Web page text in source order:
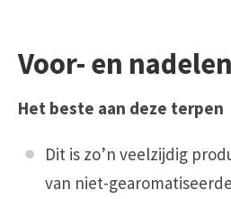
Voor- en nadelen
Het beste aan deze terpen
Dit is zo’n veelzijdig
van niet-